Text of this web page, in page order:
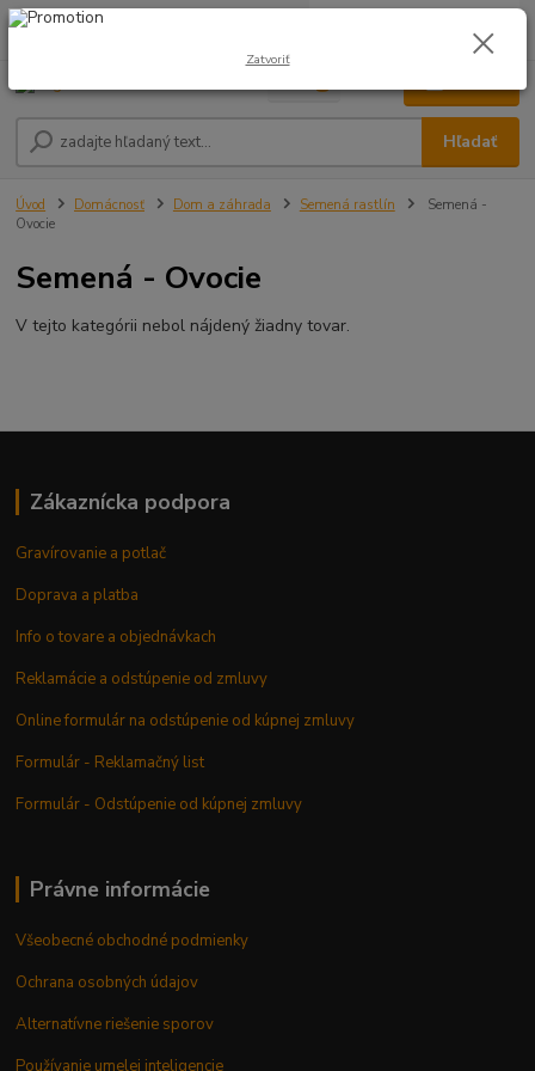
Hľadať
0948 236 042
0,00 €
Úvod Domácnosť Dom a záhrada Semená rastlín
Semená -
Ovocie
Semená - Ovocie
V tejto kategórii nebol nájdený žiadny tovar.
Zákaznícka podpora
Gravírovanie a potlač
Doprava a platba
Info o tovare a objednávkach
Reklamácie a odstúpenie od zmluvy
Online formulár na odstúpenie od kúpnej zmluvy
Formulár - Reklamačný list
Formulár - Odstúpenie od kúpnej zmluvy
Právne informácie
Všeobecné obchodné podmienky
Ochrana osobných údajov
Alternatívne riešenie sporov
Používanie umelej inteligencie
Zatvoriť